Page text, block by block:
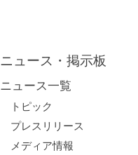
ニュース・掲示板
ニュース一覧
トピック
プレスリリース
メディア情報